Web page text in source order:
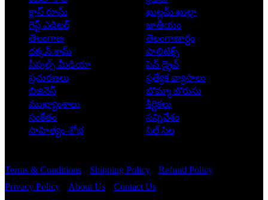
క్లాస్ రూమ్
ఖుల్లమ్ ఖుల్లా
గెస్ట్ ఎడిటర్
జాతీయం
తెలంగాణ
తెలంగాణార్థం
దక్కన్.కామ్
పాలిటిక్స్
పీపుల్స్ ‌మీడియా
పెన్ డ్రైవ్
ప్రచురణలు
ప్రత్యేక వ్యాసాలు
బిజినెస్
బొమ్మా బొరుసు
ముఖ్యాంశాలు
శీర్షికలు
సంకేతం
సన్నివేశం
సాహిత్యం-శోభ
సిల్ సిల
Terms & Conditions Shipping Policy
Refund Policy
Privacy Policy
About Us Contact Us